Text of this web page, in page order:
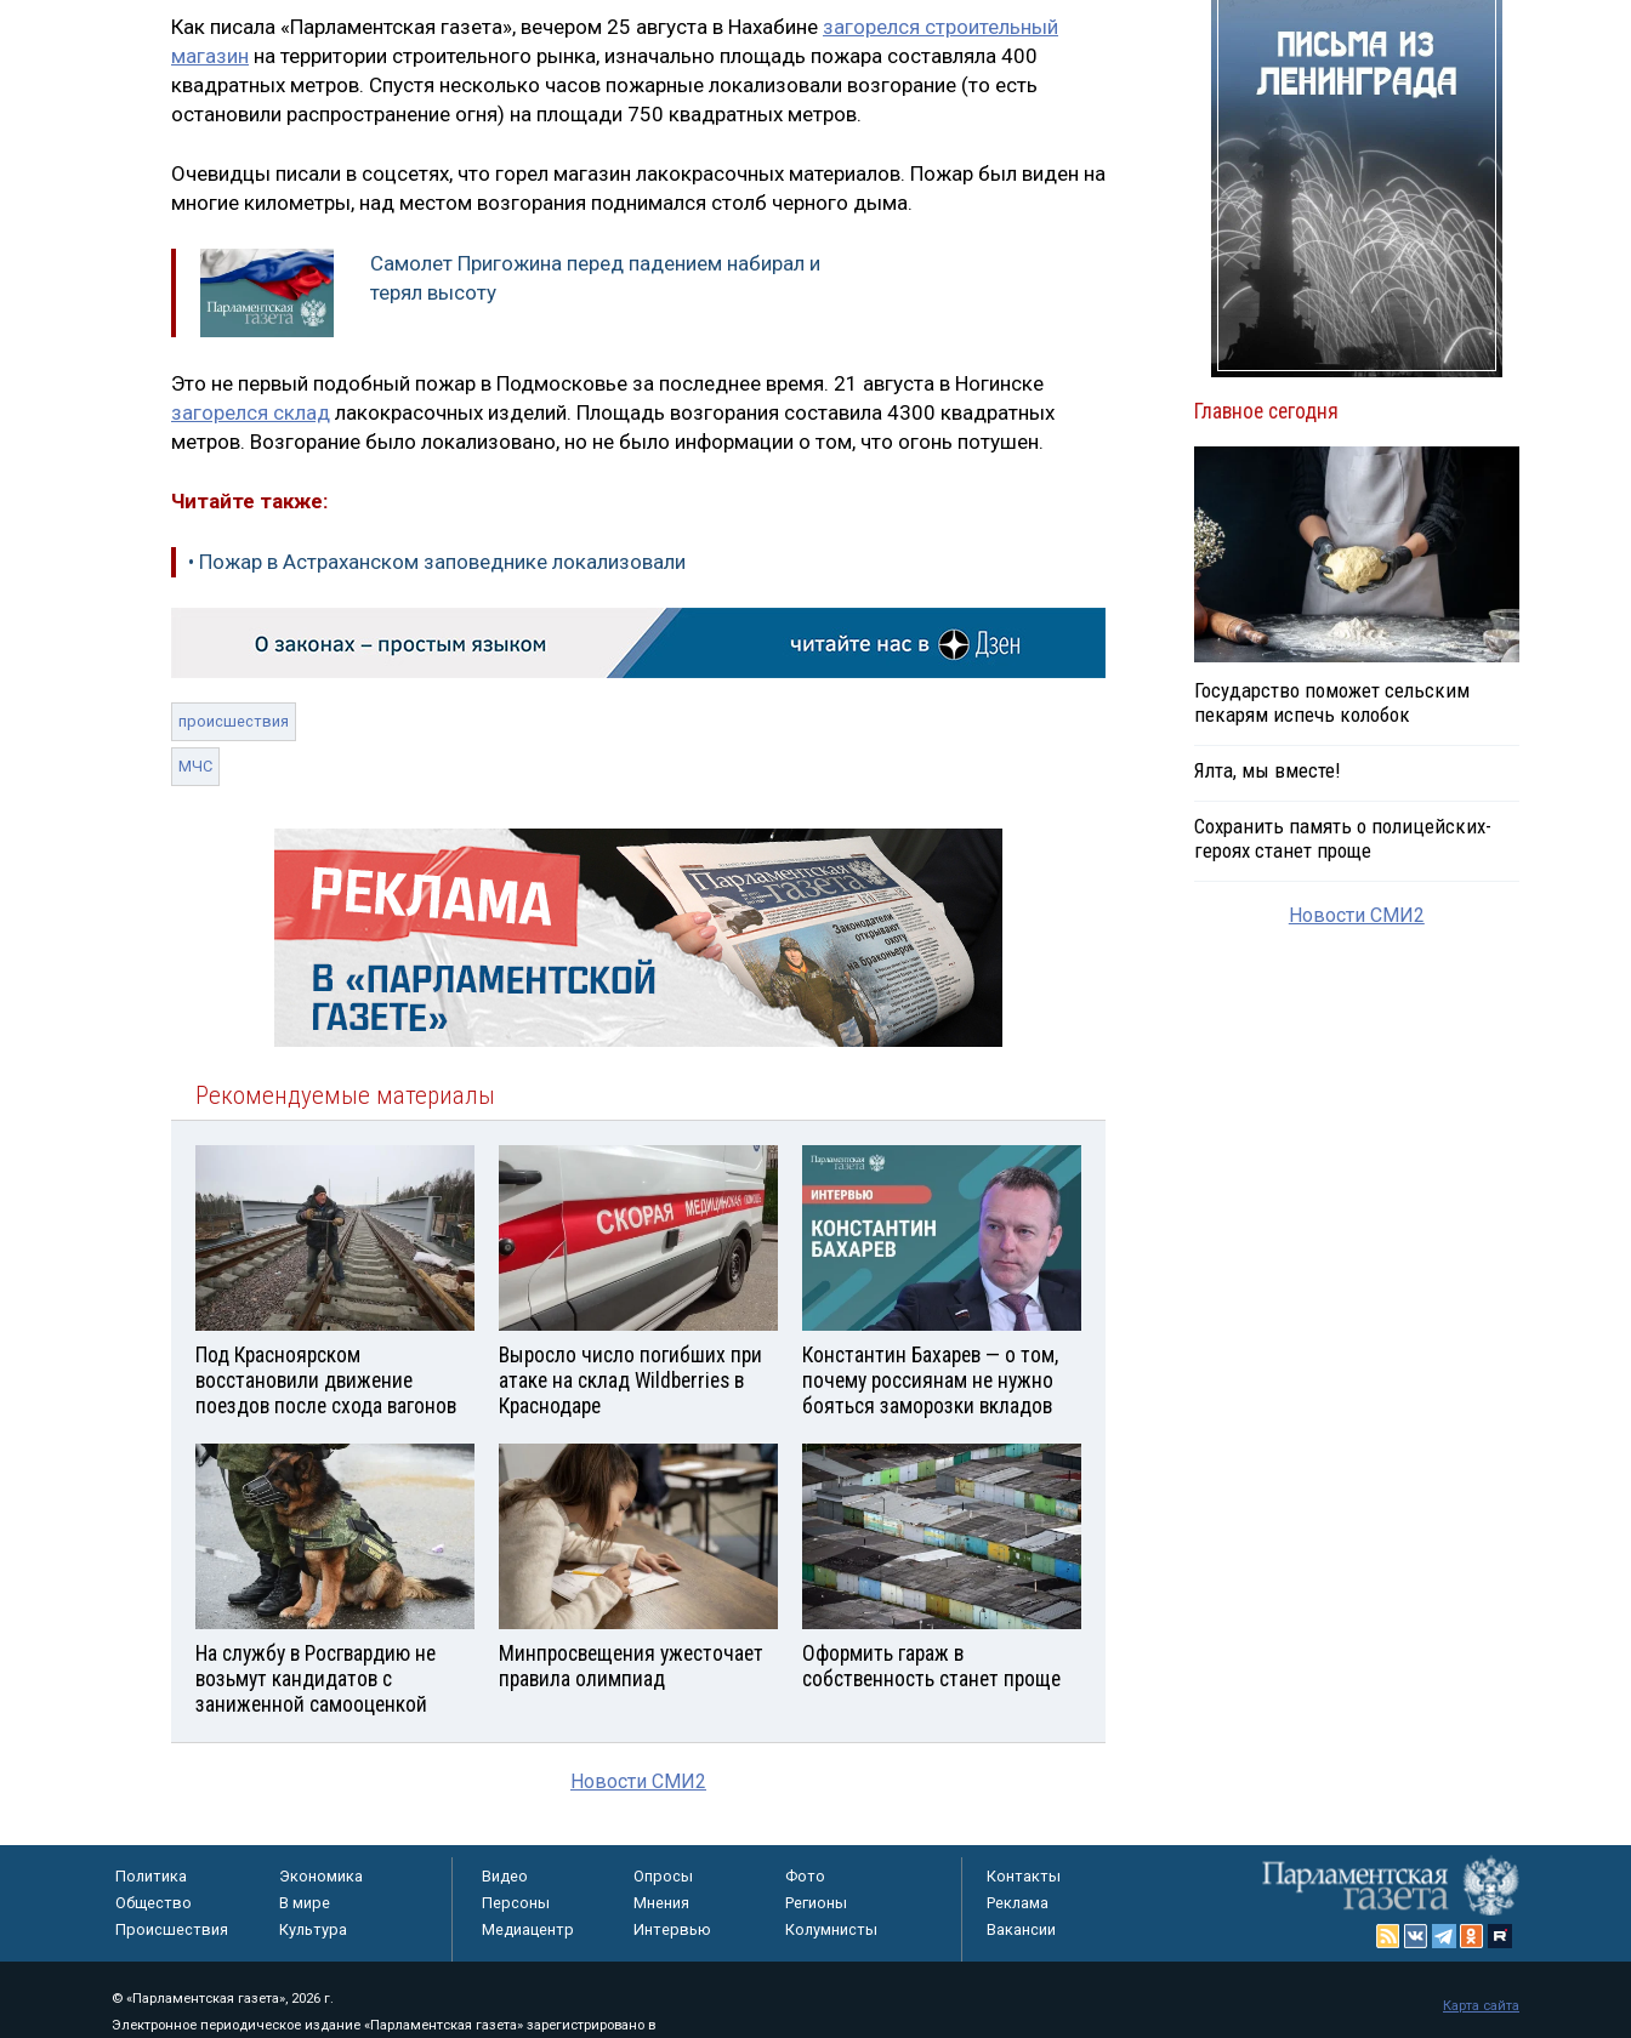
Как писала «Парламентская газета», вечером 25 августа в Нахабине загорелся строительный
магазин на территории строительного рынка, изначально площадь пожара составляла 400
квадратных метров. Спустя несколько часов пожарные локализовали возгорание (то есть
остановили распространение огня) на площади 750 квадратных метров.
Очевидцы писали в соцсетях, что горел магазин лакокрасочных материалов. Пожар был виден на
многие километры, над местом возгорания поднимался столб черного дыма.
Самолет Пригожина перед падением набирал и
терял высоту
Это не первый подобный пожар в Подмосковье за последнее время. 21 августа в Ногинске
загорелся склад лакокрасочных изделий. Площадь возгорания составила 4300 квадратных
метров. Возгорание было локализовано, но не было информации о том, что огонь потушен.
Читайте также:
• Пожар в Астраханском заповеднике локализовали
происшествия
МЧС
Рекомендуемые материалы
Под Красноярском
восстановили движение
поездов после схода вагонов
Выросло число погибших при
атаке на склад Wildberries в
Краснодаре
Константин Бахарев — о том,
почему россиянам не нужно
бояться заморозки вкладов
На службу в Росгвардию не
возьмут кандидатов с
заниженной самооценкой
Минпросвещения ужесточает
правила олимпиад
Оформить гараж в
собственность станет проще
Новости СМИ2
Главное сегодня
Государство поможет сельским
пекарям испечь колобок
Ялта, мы вместе!
Сохранить память о полицейских-
героях станет проще
Новости СМИ2
Политика
Экономика
Общество
В мире
Происшествия
Культура
Видео Опросы
Фото
Персоны
Мнения
Регионы
Медиацентр
Интервью Колумнисты
Контакты
Реклама
Вакансии
© «Парламентская газета», 2026 г.
Электронное периодическое издание «Парламентская газета» зарегистрировано в
Карта сайта